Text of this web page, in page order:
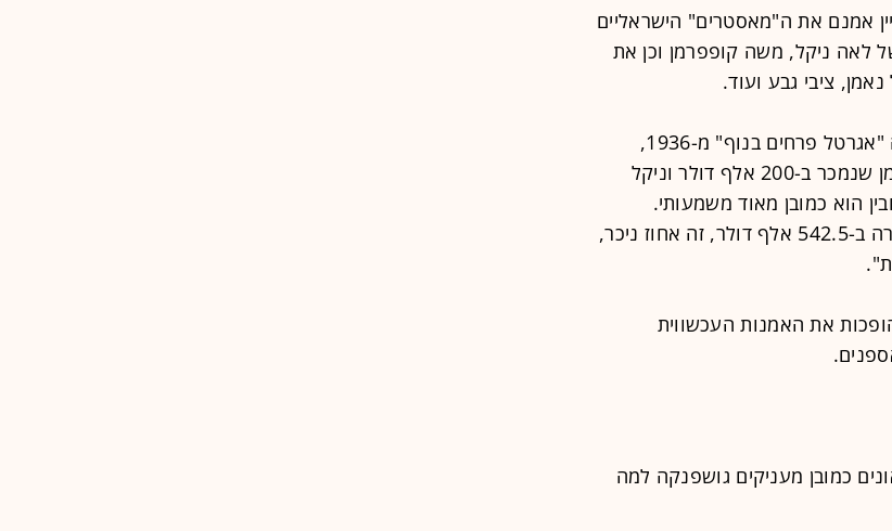
אמנם את ה"מאסטרים" הישראליים
לאה ניקל, משה קופפרמן וכן את
ציבי גבע ועוד.
שיא המחיר השנתי בתירוש הוא של רובין, ליצירה "אגרטל פרחים בנוף" מ-1936,
שנמכרה ב-230 אלף דולר. "אבל יש לנו כבר ריזמן שנמכר ב-200 אלף דולר וניקל
הוא כמובן מאוד משמעותי.
במכירה בסותבי'ס, למשל, העבודה של רובין נמכרה ב-542.5 אלף דולר, זה אחוז ניכר,
הופכות את האמנות העכשווית
כמובן מעניקים גושפנקה למה